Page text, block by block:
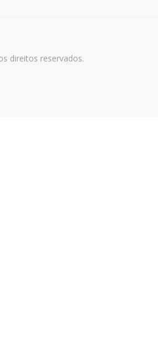
direitos reservados.